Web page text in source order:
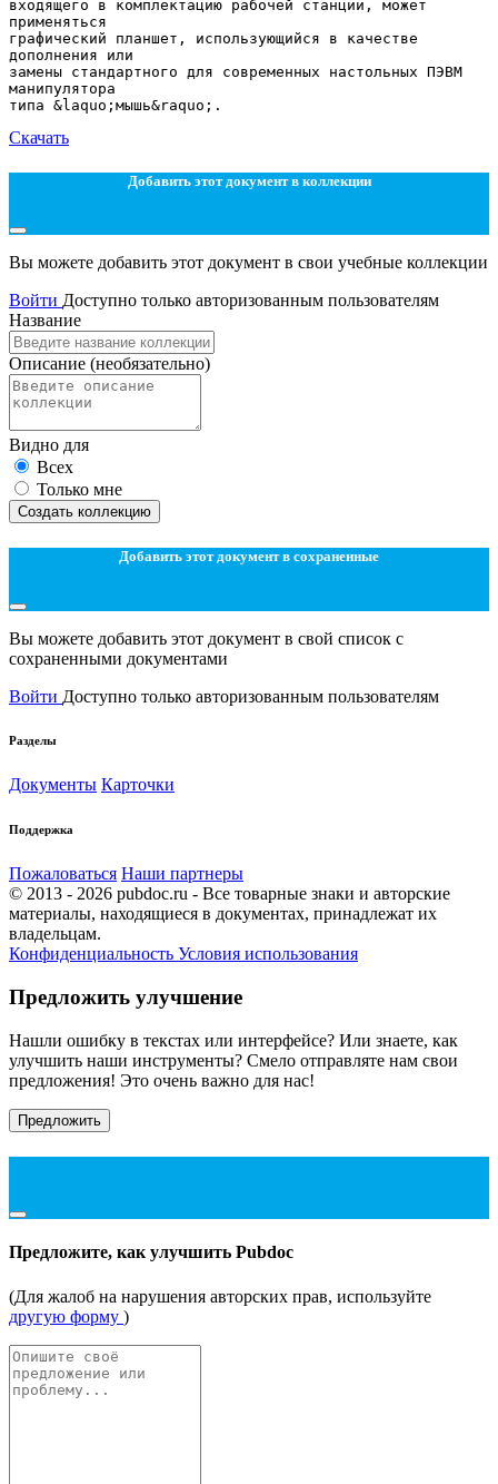
Скачать
Добавить этот документ в коллекции
Вы можете добавить этот документ в свои учебные коллекции
Войти Доступно только авторизованным пользователям
Название
Описание (необязательно)
Видно для
Всех
Только мне
Создать коллекцию
Добавить этот документ в сохраненные
Вы можете добавить этот документ в свой список с
сохраненными документами
Войти Доступно только авторизованным пользователям
Разделы
Документы Карточки
Поддержка
Пожаловаться Наши партнеры
© 2013 - 2026 pubdoc.ru - Все товарные знаки и авторские
материалы, находящиеся в документах, принадлежат их
владельцам.
Конфиденциальность Условия использования
Предложить улучшение
Нашли ошибку в текстах или интерфейсе? Или знаете, как
улучшить наши инструменты? Смело отправляте нам свои
предложения! Это очень важно для нас!
Предложить
Предложите, как улучшить Pubdoc
(Для жалоб на нарушения авторских прав, используйте
другую форму )